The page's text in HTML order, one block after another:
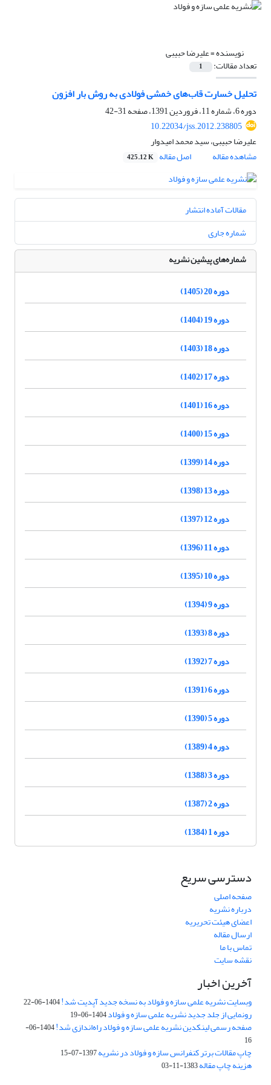
نویسنده =علیرضا حبیبی
تعداد مقالات: 1
تحلیل خسارت قاب‌های خمشی فولادی به روش بار افزون
دوره 6، شماره 11، فروردین 1391، صفحه
31-42
10.22034/jss.2012.238805
علیرضا حبیبی، سید محمد امیدوار
مشاهده مقاله
اصل مقاله 425.12 K
مقالات آماده انتشار
شماره جاری
شماره‌های پیشین نشریه
دوره 20 (1405)
دوره 19 (1404)
دوره 18 (1403)
دوره 17 (1402)
دوره 16 (1401)
دوره 15 (1400)
دوره 14 (1399)
دوره 13 (1398)
دوره 12 (1397)
دوره 11 (1396)
دوره 10 (1395)
دوره 9 (1394)
دوره 8 (1393)
دوره 7 (1392)
دوره 6 (1391)
دوره 5 (1390)
دوره 4 (1389)
دوره 3 (1388)
دوره 2 (1387)
دوره 1 (1384)
دسترسی سریع
صفحه اصلی
درباره نشریه
اعضای هیئت تحریریه
ارسال مقاله
تماس با ما
نقشه سایت
آخرین اخبار
وبسایت نشریه علمی سازه و فولاد به نسخه جدید آپدیت شد!1404-06-22
رونمایی از جلد جدید نشریه علمی سازه و فولاد1404-06-19
صفحه رسمی لینکدین نشریه علمی سازه و فولاد راه‌اندازی شد!
1404-06-
16
چاپ مقالات برتر کنفرانس سازه و فولاد در نشریه1397-07-15
هزینه چاپ مقاله1383-11-03